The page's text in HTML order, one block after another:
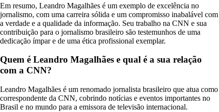
Em resumo, Leandro Magalhães é um exemplo de excelência no
jornalismo, com uma carreira sólida e um compromisso inabalável com
a verdade e a qualidade da informação. Seu trabalho na CNN e sua
contribuição para o jornalismo brasileiro são testemunhos de uma
dedicação ímpar e de uma ética profissional exemplar.
Quem é Leandro Magalhães e qual é a sua relação
com a CNN?
Leandro Magalhães é um renomado jornalista brasileiro que atua como
correspondente da CNN, cobrindo notícias e eventos importantes no
Brasil e no mundo para a emissora de televisão internacional.